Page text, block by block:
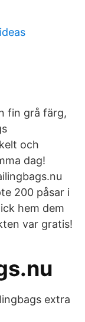
fin grå färg,
och
dag!
200 påsar i
hem dem
var gratis!
extra